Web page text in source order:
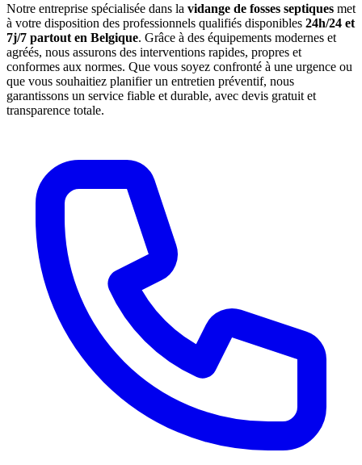
Notre entreprise spécialisée dans la vidange de fosses septiques met
à votre disposition des professionnels qualifiés disponibles 24h/24 et
7j/7 partout en Belgique. Grâce à des équipements modernes et
agréés, nous assurons des interventions rapides, propres et
conformes aux normes. Que vous soyez confronté à une urgence ou
que vous souhaitiez planifier un entretien préventif, nous
garantissons un service fiable et durable, avec devis gratuit et
transparence totale.